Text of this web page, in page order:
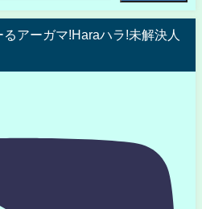
アーガマ!Haraハラ!未解決人